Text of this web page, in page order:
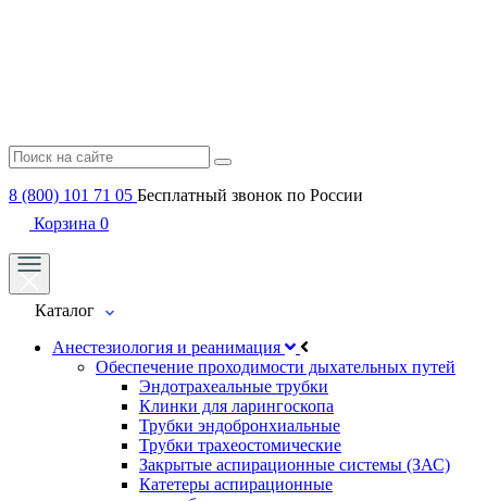
8 (800) 101 71 05 Бесплатный звонок по России
Корзина 0
Каталог
Анестезиология и реанимация
Обеспечение проходимости дыхательных путей
Эндотрахеальные трубки
Клинки для ларингоскопа
Трубки эндобронхиальные
Трубки трахеостомические
Закрытые аспирационные системы (ЗАС)
Катетеры аспирационные